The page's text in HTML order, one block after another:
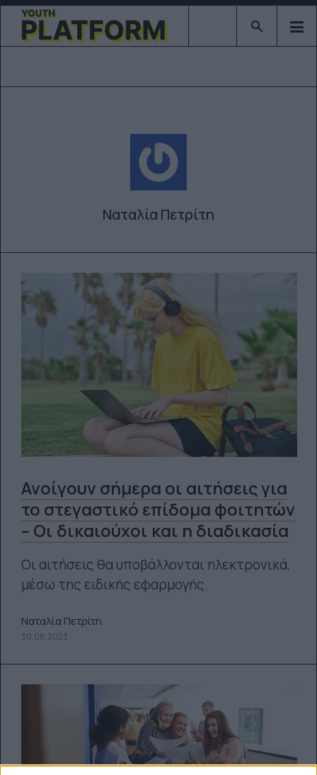
Type 2 or
Ναταλία Πετρίτη
Ανοίγουν σήμερα οι αιτήσεις για
το στεγαστικό επίδομα φοιτητών
– Οι δικαιούχοι και η διαδικασία
Οι αιτήσεις θα υποβάλλονται ηλεκτρονικά,
μέσω της ειδικής εφαρμογής.
Ναταλία Πετρίτη
30.06.2023